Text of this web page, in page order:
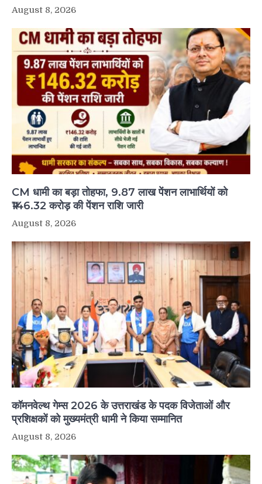
August 8, 2026
CM धामी का बड़ा तोहफा, 9.87 लाख पेंशन लाभार्थियों को
₹146.32 करोड़ की पेंशन राशि जारी
August 8, 2026
कॉमनवेल्थ गेम्स 2026 के उत्तराखंड के पदक विजेताओं और
प्रशिक्षकों को मुख्यमंत्री धामी ने किया सम्मानित
August 8, 2026